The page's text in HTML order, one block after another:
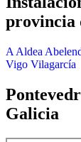
provincia
A Aldea
Vigo Vilagarcía
Galicia